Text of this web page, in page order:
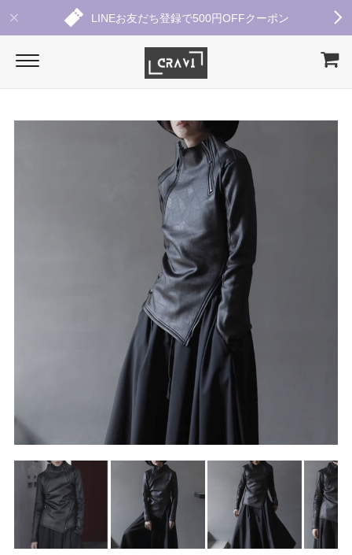
LINEお友だち登録で500円OFFクーポン